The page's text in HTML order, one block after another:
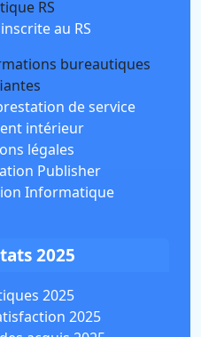
au RS
de service
intérieur
légales
Publisher
Informatique
2025
2025
2025